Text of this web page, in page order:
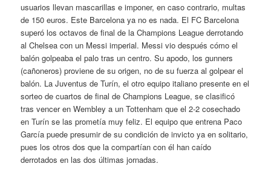
usuarios llevan mascarillas e imponer, en caso contrario, multas
de 150 euros. Este Barcelona ya no es nada. El FC Barcelona
superó los octavos de final de la Champions League derrotando
al Chelsea con un Messi imperial. Messi vio después cómo el
balón golpeaba el palo tras un centro. Su apodo, los gunners
(cañoneros) proviene de su origen, no de su fuerza al golpear el
balón. La Juventus de Turín, el otro equipo italiano presente en el
sorteo de cuartos de final de Champions League, se clasificó
tras vencer en Wembley a un Tottenham que el 2-2 cosechado
en Turín se las prometía muy feliz. El equipo que entrena Paco
García puede presumir de su condición de invicto ya en solitario,
pues los otros dos que la compartían con él han caído
derrotados en las dos últimas jornadas.